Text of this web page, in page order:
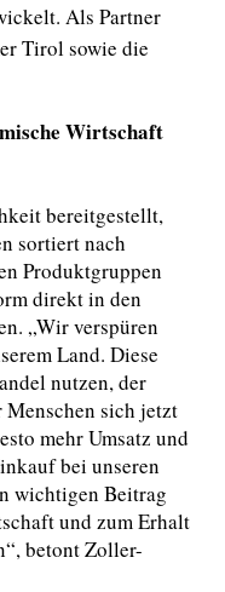
Als Partner
Tirol sowie die
Wirtschaft
bereitgestellt,
sortiert nach
Produktgruppen
direkt in den
„Wir verspüren
Land. Diese
nutzen, der
Menschen sich jetzt
mehr Umsatz und
bei unseren
wichtigen Beitrag
und zum Erhalt
betont Zoller-